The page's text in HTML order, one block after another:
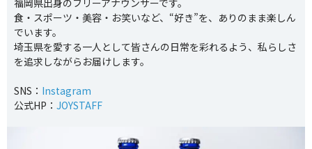
福岡県出身のフリーアナウンサーです。
食・スポーツ・美容・お笑いなど、“好き”を、ありのまま楽しん
でいます。
埼玉県を愛する一人として皆さんの日常を彩れるよう、私らしさ
を追求しながらお届けします。
SNS： Instagram
公式HP： JOYSTAFF